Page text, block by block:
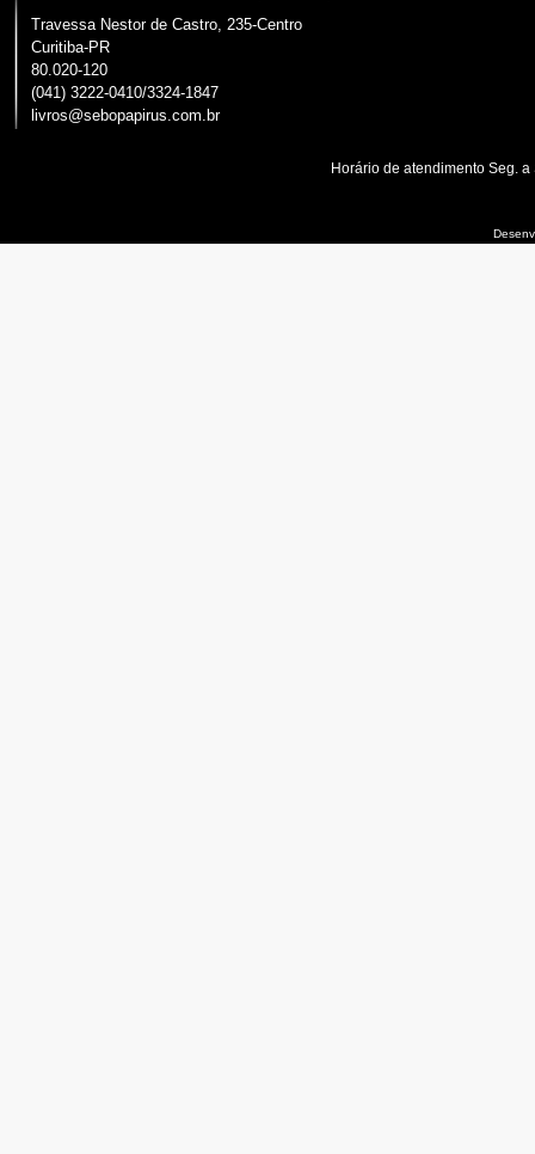
Travessa Nestor de Castro, 235-Centro
Curitiba-PR
80.020-120
(041) 3222-0410/3324-1847
livros@sebopapirus.com.br
Horário de atendimento Seg.